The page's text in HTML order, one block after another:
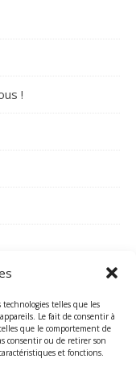
telles que les
Le fait de consentir à
que le comportement de
consentir ou de retirer son
et fonctions.
!